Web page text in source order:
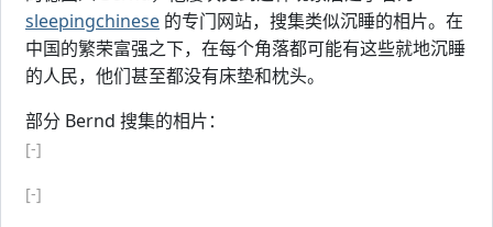
sleepingchinese 的专门网站，搜集类似沉睡的相片。在
中国的繁荣富强之下，在每个角落都可能有这些就地沉睡
的人民，他们甚至都没有床垫和枕头。
部分 Bernd 搜集的相片：
[-]
[-]